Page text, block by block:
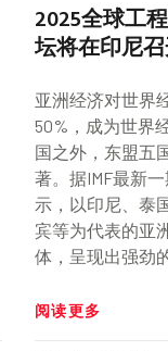
2025全球工
坛将在印尼
亚洲经济对世界
50%，成为世界
国之外，东盟五
著。据IMF最新
示，以印尼、泰
宾等为代表的亚
体，呈现出强劲
阅读更多